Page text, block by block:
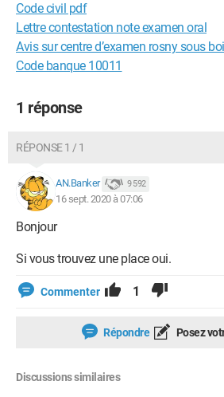
Code civil pdf
Lettre contestation note examen oral
Avis sur centre d’examen rosny sous
Code banque 10011
1 réponse
RÉPONSE 1 / 1
AN.Banker 9 592
16 sept. 2020 à 07:06
Bonjour
Si vous trouvez une place oui.
Commenter 1
Répondre Posez
Discussions similaires